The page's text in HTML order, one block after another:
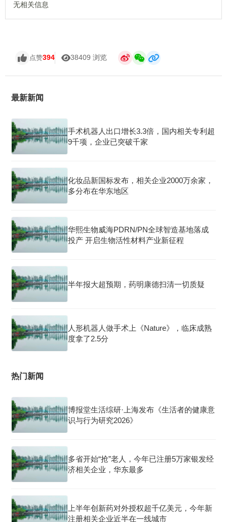
无相关信息
点赞394 38409 浏览
最新新闻
手术机器人出口增长3.3倍，国内相关专利超
9千项，企业已突破千家
化妆品新国标发布，相关企业2000万余家，
多分布在华东地区
华熙生物威海PDRN/PN全球智造基地落成
投产 开启生物活性材料产业新征程
半年报大超预期，药明康德扫清一切质疑
人形机器人做手术上《Nature》，临床成熟
度拿了2.5分
热门新闻
博报堂生活综研·上海发布《生活者的健康意
识与行为研究2026》
多省开始“抢”老人，今年已注册5万家银发经
济相关企业，华东最多
上半年创新药对外授权超千亿美元，今年新
注册相关企业近半在一线城市